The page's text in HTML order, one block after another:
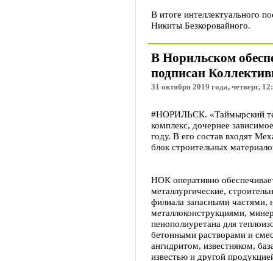
В итоге интеллектуального
Никиты Безкоровайного.
В Норильском
подписан
31 октября 2019 года, четверг,
#НОРИЛЬСК. «Таймырский
комплекс, дочернее
году. В его состав входят
блок строительных
НОК оперативно
металлургические,
филиала запасными частями,
металлоконструкциями,
пенополиуретана для
бетонными растворами и
ангидритом, известняком,
известью и другой